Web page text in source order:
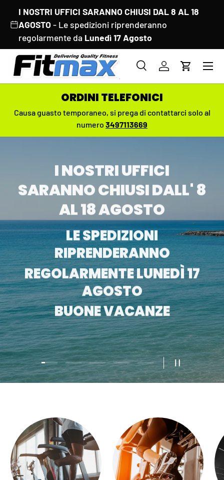
PASSA AI CONTENUTI
I NOSTRI UFFICI SARANNO CHIUSI DAL 8 AL 18
AGOSTO - Le spedizioni riprenderanno
regolarmente da Lunedì 17 Agosto
CercaAccediCarrello
Menu
ORDINI TELEFONICI
Causa guasto temporaneo, si prega di contattarci solo al
numero 3497113669
I NOSTRI UFFICI
SARANNO CHIUSI DALL' 8
AL 18 AGOSTO
LE SPEDIZIONI
RIPRENDERANNO
REGOLARMENTE LUNEDÌ 17
AGOSTO
BUONE VACANZE
Carica slide 1 di 5
Carica slide 2 di 5
Carica slide 3 di 5
Carica slide 4 di 5
Carica slide 5 di 5
METTI IN